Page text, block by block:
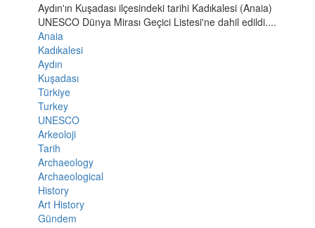
Aydın'ın Kuşadası ilçesindeki tarihi Kadıkalesi (Anaia)
UNESCO Dünya Mirası Geçici Listesi'ne dahil edildi....
Anaia
Kadıkalesi
Aydın
Kuşadası
Türkiye
Turkey
UNESCO
Arkeoloji
Tarih
Archaeology
Archaeological
History
Art History
Gündem